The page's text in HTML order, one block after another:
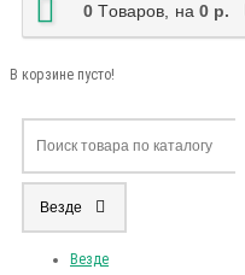
0 Tоваров, на 0 р.
В корзине пусто!
Везде
Везде